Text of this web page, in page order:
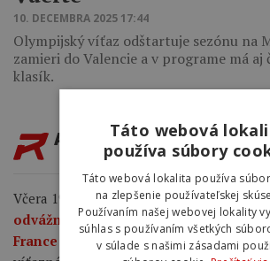
10. DECEMBRA 2025 17:44
Olympijský víťaz odštartuje sezónu na
zamieri do Valencie a v programe má aj
klasík.
AKTUALITY
Včera 19:04
Demi Vollering ide do
odvážnom útoku a víťazstve v ôsmej
France Femmes. Vollering dotiahla 6-
Táto webová
používa súbory
Táto webová lokalita používa
na zlepšenie používateľskej
Používaním našej webovej lokality
súhlas s používaním všetkých
v súlade s našimi zásadami